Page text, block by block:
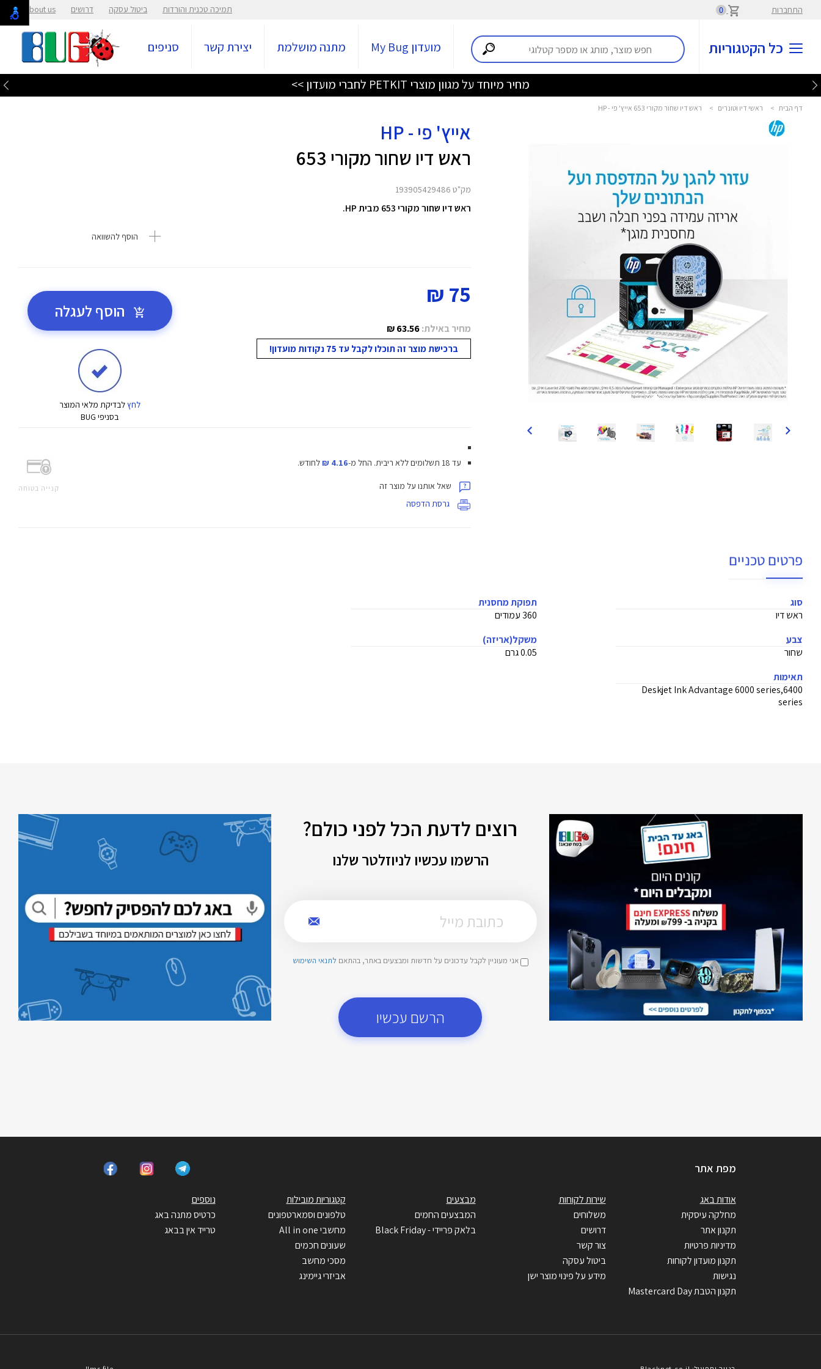
התחברות 0 תמיכה טכנית והורדות ביטול עסקה דרושים About us
כל הקטגוריות מועדון My Bug מתנה מושלמת יצירת קשר סניפים
מחיר מיוחד על מגוון מוצרי PETKIT לחברי מועדון >>
דף הבית > ראשי דיו וטונרים > ראש דיו שחור מקורי 653 אייץ' פי - HP
אייץ' פי - HP
ראש דיו שחור מקורי 653
מק"ט 193905429486
ראש דיו שחור מקורי 653 מבית HP.
הוסף להשוואה
75 ₪
מחיר באילת:63.56 ₪
ברכישת מוצר זה תוכלו לקבל עד 75 נקודות מועדון!
הוסף לעגלה
לחץלבדיקת מלאי המוצר
בסניפי BUG
קנייה בטוחה
עד 18 תשלומים ללא ריבית. החל מ-4.16 ₪ לחודש.
שאל אותנו על מוצר זה
גרסת הדפסה
פרטים טכניים
סוג
ראש דיו
צבע
שחור
תאימות
Deskjet Ink Advantage 6000 series,6400
series
תפוקת מחסנית
360 עמודים
משקל(אריזה)
0.05 גרם
רוצים לדעת הכל לפני כולם?
הרשמו עכשיו לניוזלטר שלנו
אני מעוניין לקבל עדכונים על חדשות ומבצעים באתר, בהתאם לתנאי השימוש
הרשם עכשיו
מפת אתר
אודות באג
מחלקה עיסקית
תקנון אתר
מדיניות פרטיות
תקנון מועדון לקוחות
נגישות
תקנון הטבת Mastercard Day
שירות לקוחות
משלוחים
דרושים
צור קשר
ביטול עסקה
מידע על פינוי מוצר ישן
מבצעים
המבצעים החמים
בלאק פריידי - Black Friday
קטגוריות מובילות
טלפונים וסמארטפונים
מחשבי All in one
שעונים חכמים
מסכי מחשב
אביזרי גיימינג
נוספים
כרטיס מתנה באג
טרייד אין בבאג